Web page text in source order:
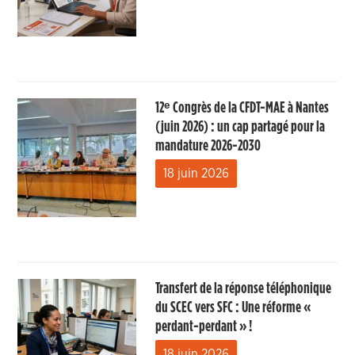
12ᵉ Congrès de la CFDT-MAE à Nantes
(juin 2026) : un cap partagé pour la
mandature 2026-2030
18 juin 2026
Transfert de la réponse téléphonique
du SCEC vers SFC : Une réforme «
perdant-perdant » !